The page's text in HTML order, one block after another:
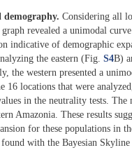
demography. Considering all
revealed a unimodal
indicative of demographic
the eastern (Fig. S4B)
the western presented a
16 locations that were
in the neutrality tests. The
Amazonia. These results
for these populations in
found with the Bayesian